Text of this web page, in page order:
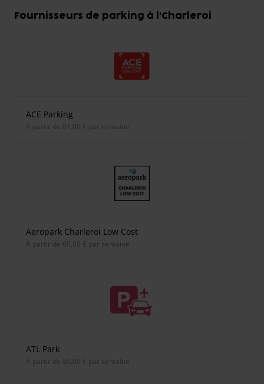
Fournisseurs de parking à l'Charleroi
ACE Parking
À partir de 61,00 € par semaine
Aeropark Charleroi Low Cost
À partir de 60,00 € par semaine
ATL Park
À partir de 80,00 € par semaine